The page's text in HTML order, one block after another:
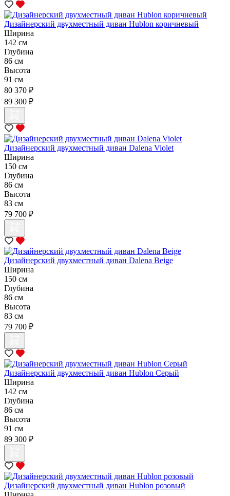
Дизайнерский двухместный диван Hublon коричневый
Ширина
142 см
Глубина
86 см
Высота
91 см
80 370 ₽
89 300 ₽
Дизайнерский двухместный диван Dalena Violet
Ширина
150 см
Глубина
86 см
Высота
83 см
79 700 ₽
Дизайнерский двухместный диван Dalena Beige
Ширина
150 см
Глубина
86 см
Высота
83 см
79 700 ₽
Дизайнерский двухместный диван Hublon Серый
Ширина
142 см
Глубина
86 см
Высота
91 см
89 300 ₽
Дизайнерский двухместный диван Hublon розовый